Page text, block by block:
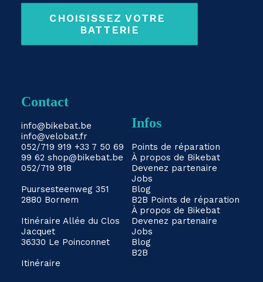
CHOISISSEZ VOTRE
BATTERIE
Contact
info@bikebat.be
info@velobat.fr
052/719 919 +33 7 50 69
99 62 shop@bikebat.be
052/719 918
Puursesteenweg 351
2880 Bornem
Itinéraire Allée du Clos
Jacquet
36330 Le Poinconnet
Itinéraire
Infos
Points de réparation
À propos de Bikebat
Devenez partenaire
Jobs
Blog
B2B Points de réparation
À propos de Bikebat
Devenez partenaire
Jobs
Blog
B2B